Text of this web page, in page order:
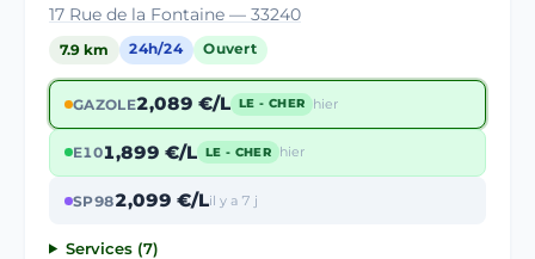
17 Rue de la Fontaine — 33240
7.9 km 24h/24 Ouvert
GAZOLE2,089 €/L LE - CHER hier
E101,899 €/L LE - CHER hier
SP982,099 €/Lil y a 7 j
Services (7)